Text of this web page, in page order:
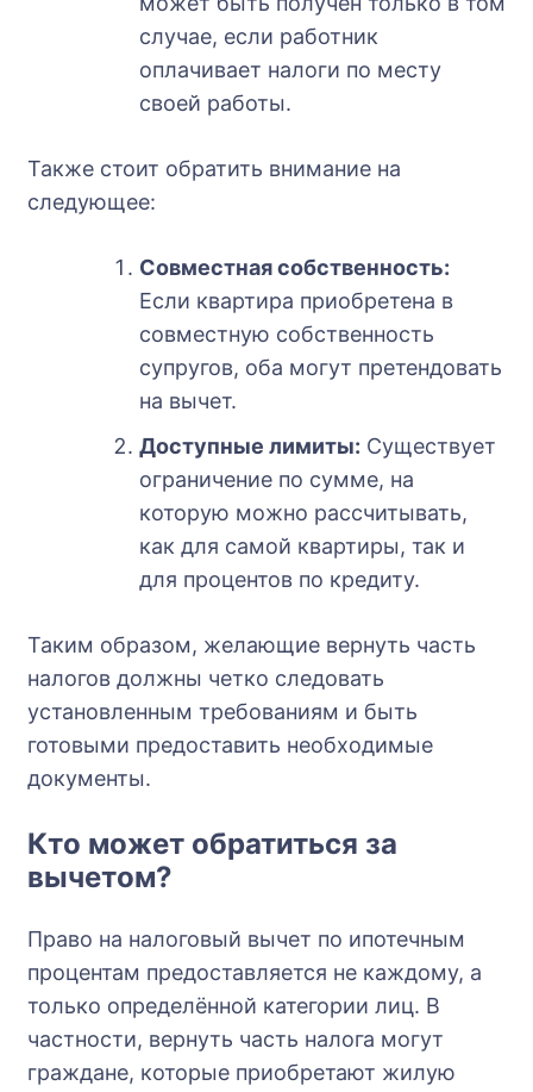
случае, если работник
оплачивает налоги по месту
своей работы.
Также стоит обратить внимание на
следующее:
Совместная собственность:
Если квартира приобретена в
совместную собственность
супругов, оба могут претендовать
на вычет.
Доступные лимиты: Существует
ограничение по сумме, на
которую можно рассчитывать,
как для самой квартиры, так и
для процентов по кредиту.
Таким образом, желающие вернуть часть
налогов должны четко следовать
установленным требованиям и быть
готовыми предоставить необходимые
документы.
Кто может обратиться за
вычетом?
Право на налоговый вычет по ипотечным
процентам предоставляется не каждому, а
только определённой категории лиц. В
частности, вернуть часть налога могут
граждане, которые приобретают жилую